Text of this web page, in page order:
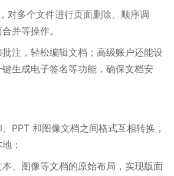
对多个文件进行页面删除、顺序调
并等操作。
注，轻松编辑文档；高级账户还能设
生成电子签名等功能，确保文档安
PPT 和图像文档之间格式互相转换，
；
、图像等文档的原始布局，实现版面